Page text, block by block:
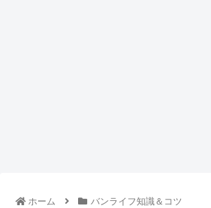
ホーム バンライフ知識＆コツ